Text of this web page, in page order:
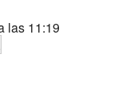
las 11:19